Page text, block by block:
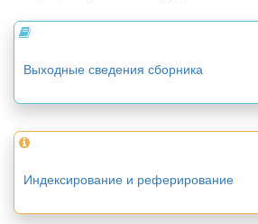
Выходные сведения сборника
Индексирование и реферирование